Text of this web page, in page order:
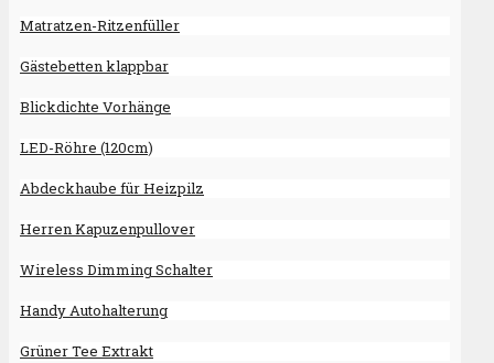
Matratzen-Ritzenfüller
Gästebetten klappbar
Blickdichte Vorhänge
LED-Röhre (120cm)
Abdeckhaube für Heizpilz
Herren Kapuzenpullover
Wireless Dimming Schalter
Handy Autohalterung
Grüner Tee Extrakt